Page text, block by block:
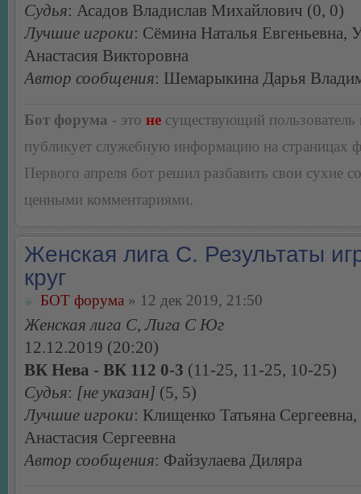
Судья: Асадов Владислав Михайлович (0, 0)
Лучшие игроки: Сёмина Наталья Евгеньевна,
Анастасия Викторовна
Автор сообщения: Шемарыкина Дарья
Бот форума - это не существующий пользователь
публикует служебную информацию на страницах
Первого апреля бот решил разбавить свои сухие
ценными комментариями.
Женская лига С. Результаты
круг
БОТ форума » 12 дек 2019, 21:50
Женская лига С, Лига С Юг
12.12.2019 (20:20)
ВК Нева - ВК 112 0-3 (11-25, 11-25, 10-25)
Судья: [не указан] (5, 5)
Лучшие игроки: Клищенко Татьяна
Анастасия Сергеевна
Автор сообщения: Файзулаева Диляра